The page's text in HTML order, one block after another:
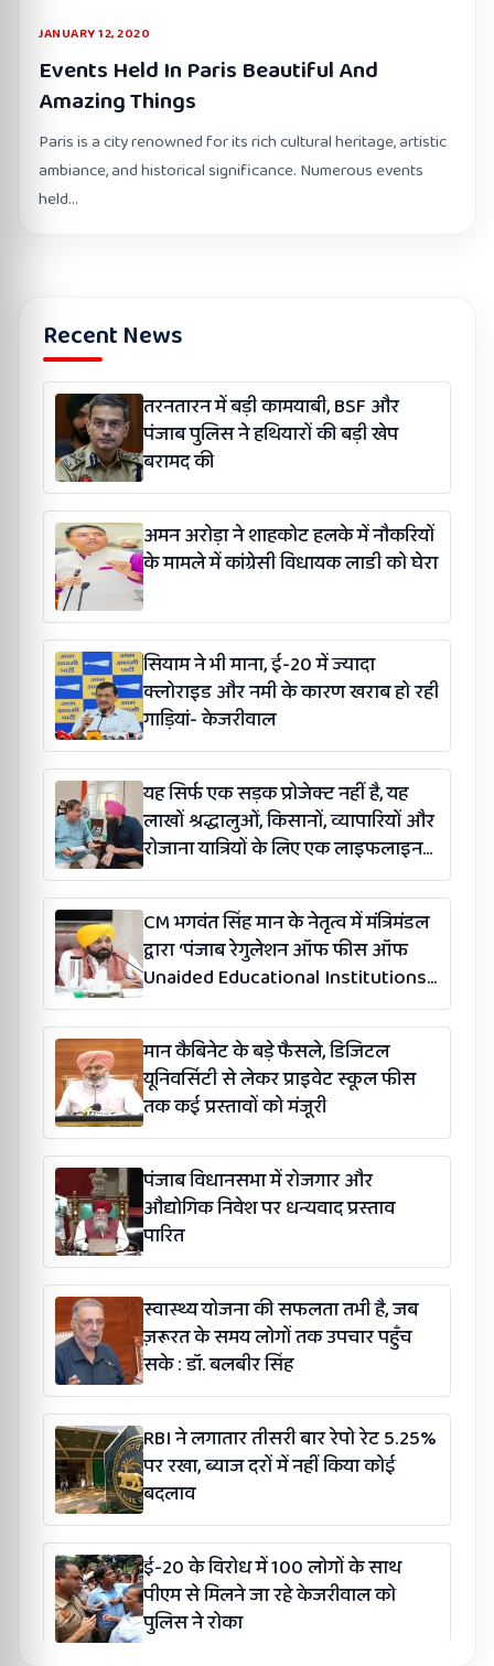
JANUARY 12, 2020
Events Held In Paris Beautiful And
Amazing Things
Paris is a city renowned for its rich cultural heritage, artistic
ambiance, and historical significance. Numerous events
held…
Recent News
तरनतारन में बड़ी कामयाबी, BSF और
पंजाब पुलिस ने हथियारों की बड़ी खेप
बरामद की
अमन अरोड़ा ने शाहकोट हलके में नौकरियों
के मामले में कांग्रेसी विधायक लाडी को घेरा
सियाम ने भी माना, ई-20 में ज्यादा
क्लोराइड और नमी के कारण खराब हो रही
गाड़ियां- केजरीवाल
यह सिर्फ एक सड़क प्रोजेक्ट नहीं है, यह
लाखों श्रद्धालुओं, किसानों, व्यापारियों और
रोजाना यात्रियों के लिए एक लाइफलाइन
है: कंग
CM भगवंत सिंह मान के नेतृत्व में मंत्रिमंडल
द्वारा ‘पंजाब रेगुलेशन ऑफ फीस ऑफ
Unaided Educational Institutions
(संशोधन) विधेयक-2026’ पास
मान कैबिनेट के बड़े फैसले, डिजिटल
यूनिवर्सिटी से लेकर प्राइवेट स्कूल फीस
तक कई प्रस्तावों को मंजूरी
पंजाब विधानसभा में रोजगार और
औद्योगिक निवेश पर धन्यवाद प्रस्ताव
पारित
स्वास्थ्य योजना की सफलता तभी है, जब
ज़रूरत के समय लोगों तक उपचार पहुँच
सके : डॉ. बलबीर सिंह
RBI ने लगातार तीसरी बार रेपो रेट 5.25%
पर रखा, ब्याज दरों में नहीं किया कोई
बदलाव
ई-20 के विरोध में 100 लोगों के साथ
पीएम से मिलने जा रहे केजरीवाल को
पुलिस ने रोका